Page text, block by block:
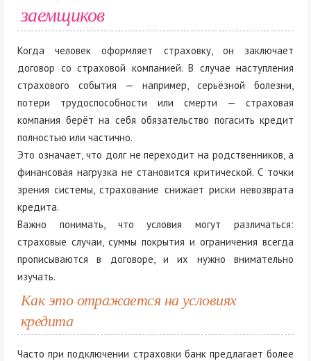
заемщиков
Когда человек оформляет страховку, он заключает
договор со страховой компанией. В случае наступления
страхового события — например, серьёзной болезни,
потери трудоспособности или смерти — страховая
компания берёт на себя обязательство погасить кредит
полностью или частично.
Это означает, что долг не переходит на родственников, а
финансовая нагрузка не становится критической. С точки
зрения системы, страхование снижает риски невозврата
кредита.
Важно понимать, что условия могут различаться:
страховые случаи, суммы покрытия и ограничения всегда
прописываются в договоре, и их нужно внимательно
изучать.
Как это отражается на условиях
кредита
Часто при подключении страховки банк предлагает более